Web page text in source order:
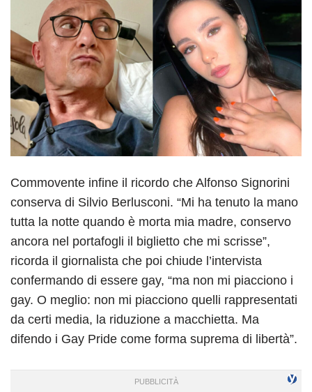
Commovente infine il ricordo che Alfonso Signorini
conserva di Silvio Berlusconi. “Mi ha tenuto la mano
tutta la notte quando è morta mia madre, conservo
ancora nel portafogli il biglietto che mi scrisse”,
ricorda il giornalista che poi chiude l’intervista
confermando di essere gay, “ma non mi piacciono i
gay. O meglio: non mi piacciono quelli rappresentati
da certi media, la riduzione a macchietta. Ma
difendo i Gay Pride come forma suprema di libertà”.